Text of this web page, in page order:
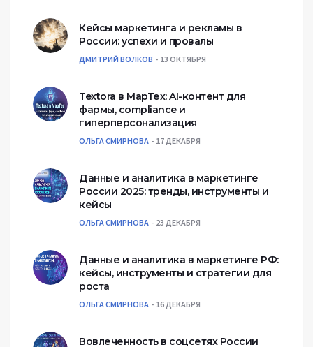
Кейсы маркетинга и рекламы в
России: успехи и провалы
ДМИТРИЙ ВОЛКОВ 13 ОКТЯБРЯ
Textora в МарТех: AI-контент для
фармы, compliance и
гиперперсонализация
ОЛЬГА СМИРНОВА 17 ДЕКАБРЯ
Данные и аналитика в маркетинге
России 2025: тренды, инструменты и
кейсы
ОЛЬГА СМИРНОВА 23 ДЕКАБРЯ
Данные и аналитика в маркетинге РФ:
кейсы, инструменты и стратегии для
роста
ОЛЬГА СМИРНОВА 16 ДЕКАБРЯ
Вовлеченность в соцсетях России